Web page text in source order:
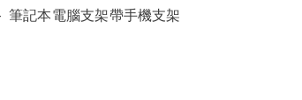
筆記本電腦支架帶手機支架